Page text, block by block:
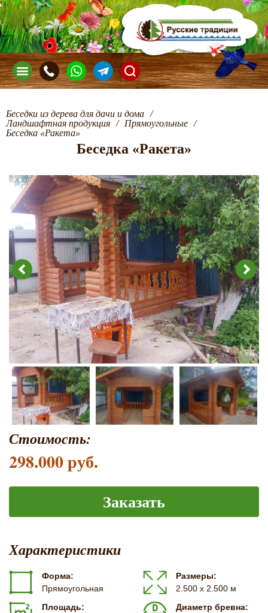
Беседки из дерева для дачи и дома /
Ландшафтная продукция / Прямоугольные /
Беседка «Ракета»
Беседка «Ракета»
Стоимость:
298.000 руб.
Заказать
Характеристики
Форма:
Прямоугольная
Размеры:
2.500 х 2.500 м
Площадь:
Диаметр бревна: